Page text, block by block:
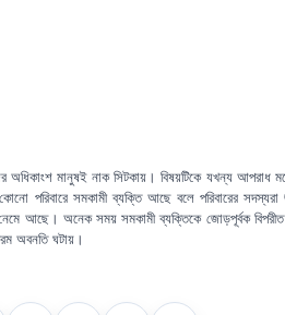
অধিকাংশ মানুষই নাক সিটকায়। বিষয়টিকে যখন্য আপরাধ
পরিবারে সমকামী ব্যক্তি আছে বলে পরিবারের সদস্যরা
নেমে আছে। অনেক সময় সমকামী ব্যক্তিকে জোড়পূর্বক বিপরীত
অবনতি ঘটায়।